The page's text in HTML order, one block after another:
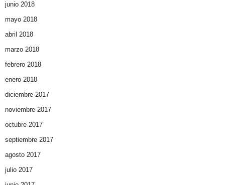
junio 2018
mayo 2018
abril 2018
marzo 2018
febrero 2018
enero 2018
diciembre 2017
noviembre 2017
octubre 2017
septiembre 2017
agosto 2017
julio 2017